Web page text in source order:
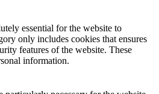
essential for the website to
only includes cookies that ensures
features of the website. These
information.